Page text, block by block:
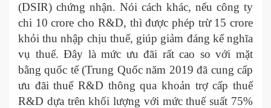
(DSIR) chứng nhận. Nói cách khác, nếu công ty
chi 10 crore cho R&D, thì được phép trừ 15 crore
khỏi thu nhập chịu thuế, giúp giảm đáng kể nghĩa
vụ thuế. Đây là mức ưu đãi rất cao so với mặt
bằng quốc tế (Trung Quốc năm 2019 đã cung cấp
ưu đãi thuế R&D thông qua khoản trợ cấp thuế
R&D dựa trên khối lượng với mức thuế suất 75%